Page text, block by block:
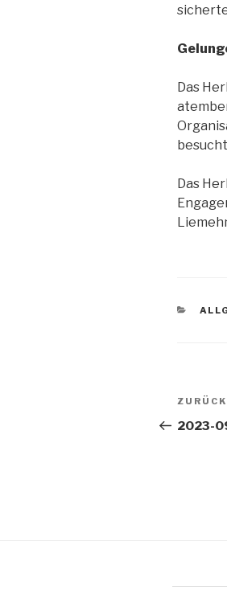
Das
Das
ZURÜCK
2023-